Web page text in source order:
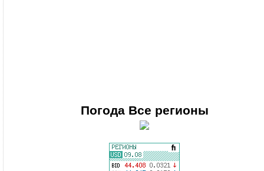
Погода Все регионы